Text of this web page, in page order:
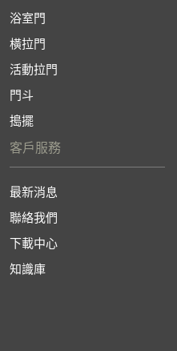
浴室門
橫拉門
活動拉門
門斗
搗擺
客戶服務
最新消息
聯絡我們
下載中心
知識庫